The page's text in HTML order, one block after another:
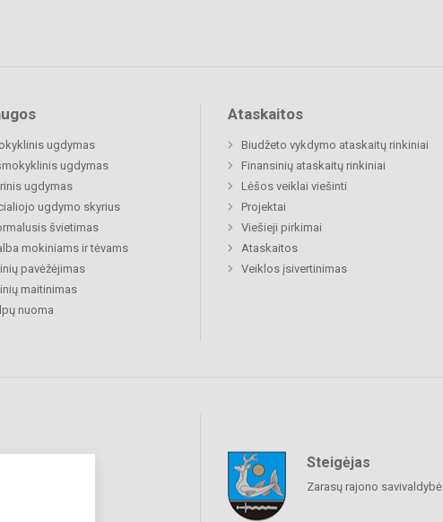
ugdymas
ugdymas
ugdymas
ugdymo skyrius
švietimas
mokiniams ir tėvams
pavėžėjimas
maitinimas
nuoma
Ataskaitos
Biudžeto vykdymo ataskaitų rinkiniai
Finansinių ataskaitų rinkiniai
Lėšos veiklai viešinti
Projektai
Viešieji pirkimai
Ataskaitos
Veiklos įsivertinimas
Steigėjas
Zarasų rajono savivaldybė